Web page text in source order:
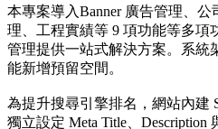
本專案導入Banner 廣告管理、
理、工程實績等 9 項功能等多項
管理提供一站式解決方案。系統
能新增預留空間。
為提升搜尋引擎排名，網站內建
獨立設定 Meta Title、Description